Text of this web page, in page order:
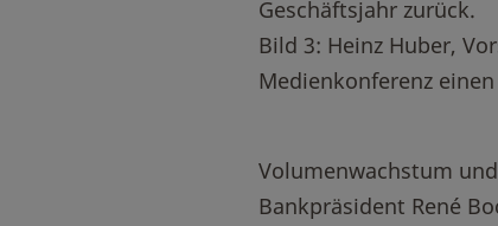
Geschäftsjahr zurück.
Bild 3: Heinz Huber,
Medienkonferenz
Volumenwachstum
Bankpräsident René